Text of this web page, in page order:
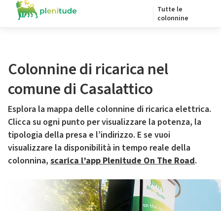
Tutte le
colonnine
Colonnine di ricarica nel
comune di Casalattico
Esplora la mappa delle colonnine di ricarica elettrica.
Clicca su ogni punto per visualizzare la potenza, la
tipologia della presa e l’indirizzo. E se vuoi
visualizzare la disponibilità in tempo reale della
colonnina, scarica l’app Plenitude On The Road.